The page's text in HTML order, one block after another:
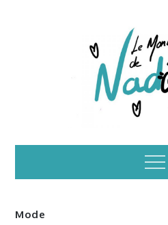
monde Menu
Mode